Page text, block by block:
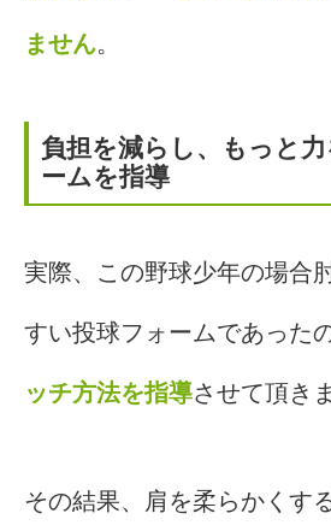
ません。
負担を減らし、もっと
ームを指導
実際、この野球少年の場合
すい投球フォームであったの
ッチ方法を指導させて頂き
その結果、肩を柔らかくす